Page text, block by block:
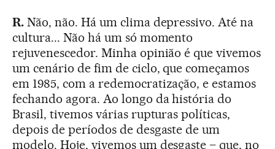
R.Não, não. Há um clima depressivo. Até na
cultura... Não há um só momento
rejuvenescedor. Minha opinião é que vivemos
um cenário de fim de ciclo, que começamos
em 1985, com a redemocratização, e estamos
fechando agora. Ao longo da história do
Brasil, tivemos várias rupturas políticas,
depois de períodos de desgaste de um
modelo. Hoje, vivemos um desgaste – que, no